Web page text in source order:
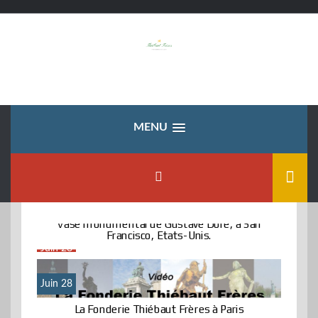
MENU
Juin 28
Vase monumental de Gustave Doré, à San
Francisco, Etats-Unis.
Juin 28
La Fonderie Thiébaut Frères à Paris